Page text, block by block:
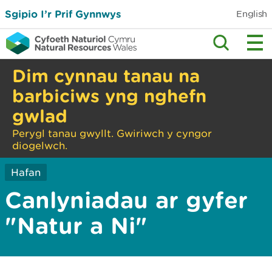
Sgipio I’r Prif Gynnwys English
Dim cynnau tanau na
barbiciws yng nghefn
gwlad
Perygl tanau gwyllt. Gwiriwch y cyngor
diogelwch.
Hafan
Canlyniadau ar gyfer
"Natur a Ni"